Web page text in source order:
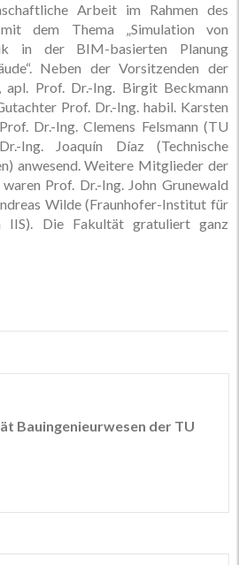
Arbeit im Rahmen des
mit dem Thema „Simulation von
in der BIM-basierten Planung
Neben der Vorsitzenden der
apl. Prof. Dr.-Ing. Birgit Beckmann
Prof. Dr.-Ing. habil. Karsten
Dr.-Ing. Clemens Felsmann (TU
Ing. Joaquín Díaz (Technische
anwesend. Weitere Mitglieder der
Prof. Dr.-Ing. John Grunewald
Wilde (Fraunhofer-Institut für
IIS). Die Fakultät gratuliert ganz
Bauingenieurwesen der TU